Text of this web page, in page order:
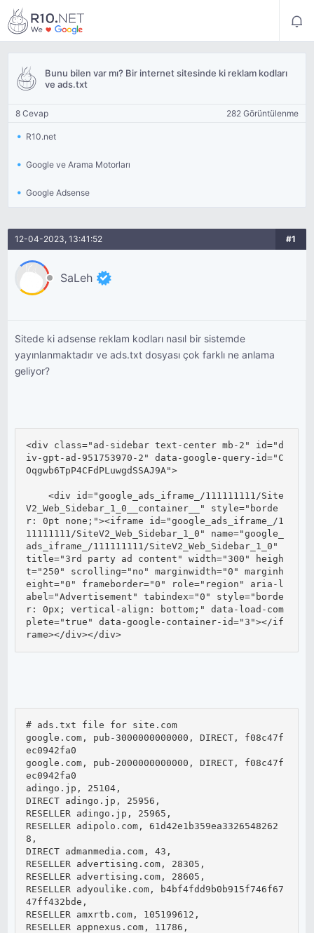
Bunu bilen var mı? Bir internet sitesinde ki reklam kodları
ve ads.txt
8 Cevap 282 Görüntülenme
R10.net
Google ve Arama Motorları
Google Adsense
12-04-2023, 13:41:52 #1
SaLeh
Sitede ki adsense reklam kodları nasıl bir sistemde
yayınlanmaktadır ve ads.txt dosyası çok farklı ne anlama
geliyor?
<div class="ad-sidebar text-center mb-2" id="d
iv-gpt-ad-951753970-2" data-google-query-id="C
Oqgwb6TpP4CFdPLuwgdSSAJ9A">
    <div id="google_ads_iframe_/111111111/Site
V2_Web_Sidebar_1_0__container__" style="borde
r: 0pt none;"><iframe id="google_ads_iframe_/1
11111111/SiteV2_Web_Sidebar_1_0" name="google_
ads_iframe_/111111111/SiteV2_Web_Sidebar_1_0"
title="3rd party ad content" width="300" heigh
t="250" scrolling="no" marginwidth="0" marginh
eight="0" frameborder="0" role="region" aria-l
abel="Advertisement" tabindex="0" style="borde
r: 0px; vertical-align: bottom;" data-load-com
plete="true" data-google-container-id="3"></if
rame></div></div>
# ads.txt file for site.com
google.com, pub-3000000000000, DIRECT, f08c47f
ec0942fa0
google.com, pub-2000000000000, DIRECT, f08c47f
ec0942fa0
adingo.jp, 25104,
DIRECT adingo.jp, 25956,
RESELLER adingo.jp, 25965,
RESELLER adipolo.com, 61d42e1b359ea3326548262
8,
DIRECT admanmedia.com, 43,
RESELLER advertising.com, 28305,
RESELLER advertising.com, 28605,
RESELLER adyoulike.com, b4bf4fdd9b0b915f746f67
47ff432bde,
RESELLER amxrtb.com, 105199612,
RESELLER appnexus.com, 11786,